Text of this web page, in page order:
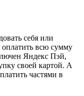
себя или
оплатить всю сумму
Яндекс Пэй,
своей картой. А
частями в